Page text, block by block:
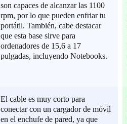
son capaces de alcanzar las 1100
rpm, por lo que pueden enfriar tu
portátil. También, cabe destacar
que esta base sirve para
ordenadores de 15,6 a 17
pulgadas, incluyendo Notebooks.
El cable es muy corto para
conectar con un cargador de móvil
en el enchufe de pared, ya que